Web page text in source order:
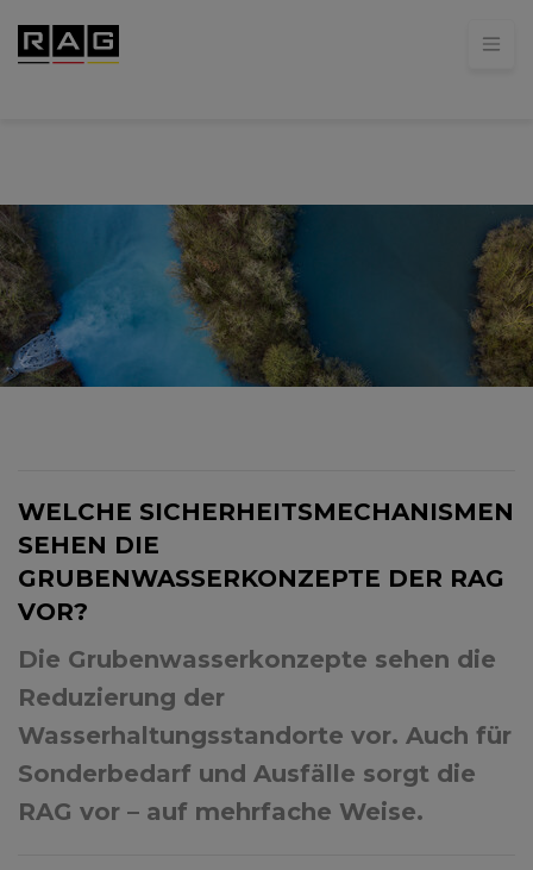
WELCHE SICHERHEITSMECHANISMEN
SEHEN DIE
GRUBENWASSERKONZEPTE DER RAG
VOR?
Die Grubenwasserkonzepte sehen die
Reduzierung der
Wasserhaltungsstandorte vor. Auch für
Sonderbedarf und Ausfälle sorgt die
RAG vor – auf mehrfache Weise.